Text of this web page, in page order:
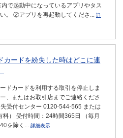
で起動中になっているアプリやタス
。 ②アプリを再起動してくださ... 詳
カードを紛失した時はどこに連
ドカードを利用する取引を停止しま
、またはお取引店までご連絡くださ
受付センター 0120-544-565 または
） 受付時間：24時間365日 （毎月
を除く... 詳細表示